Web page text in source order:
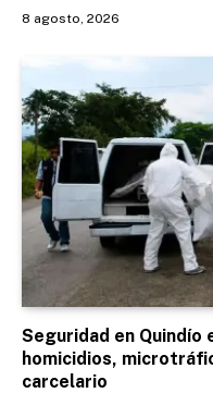
8 agosto, 2026
Seguridad en
homicidios,
carcelario